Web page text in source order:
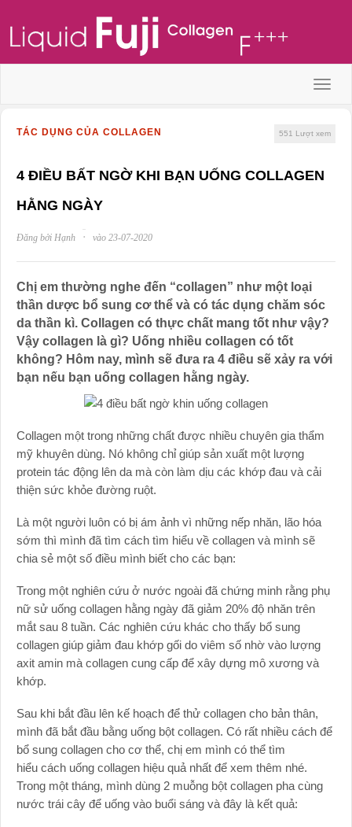
Menu
TÁC DỤNG CỦA COLLAGEN 551 Lượt xem
4 ĐIỀU BẤT NGỜ KHI BẠN UỐNG COLLAGEN
HẰNG NGÀY
Đăng bởi Hạnh · vào 23-07-2020
Chị em thường nghe đến “collagen” như một loại
thần dược bổ sung cơ thể và có tác dụng chăm sóc
da thần kì. Collagen có thực chất mang tốt như vậy?
Vậy collagen là gì? Uống nhiều collagen có tốt
không? Hôm nay, mình sẽ đưa ra 4 điều sẽ xảy ra với
bạn nếu bạn uống collagen hằng ngày.
Collagen một trong những chất được nhiều chuyên gia thẩm
mỹ khuyên dùng. Nó không chỉ giúp sản xuất một lượng
protein tác động lên da mà còn làm dịu các khớp đau và cải
thiện sức khỏe đường ruột.
Là một người luôn có bị ám ảnh vì những nếp nhăn, lão hóa
sớm thì mình đã tìm cách tìm hiểu về collagen và mình sẽ
chia sẻ một số điều mình biết cho các bạn:
Trong một nghiên cứu ở nước ngoài đã chứng minh rằng phụ
nữ sử uống collagen hằng ngày đã giảm 20% độ nhăn trên
mắt sau 8 tuần. Các nghiên cứu khác cho thấy bổ sung
collagen giúp giảm đau khớp gối do viêm số nhờ vào lượng
axit amin mà collagen cung cấp để xây dựng mô xương và
khớp.
Sau khi bắt đầu lên kế hoạch để thử collagen cho bản thân,
mình đã bắt đầu bằng uống bột collagen. Có rất nhiều cách để
bổ sung collagen cho cơ thể, chị em mình có thể tìm
hiểu cách uống collagen hiệu quả nhất để xem thêm nhé.
Trong một tháng, mình dùng 2 muỗng bột collagen pha cùng
nước trái cây để uống vào buổi sáng và đây là kết quả: